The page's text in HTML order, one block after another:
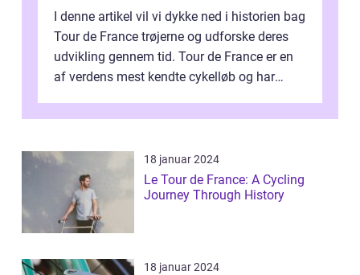
I denne artikel vil vi dykke ned i historien bag
Tour de France trøjerne og udforske deres
udvikling gennem tid. Tour de France er en
af verdens mest kendte cykelløb og har
18 januar 2024
Le Tour de France: A Cycling
Journey Through History
18 januar 2024